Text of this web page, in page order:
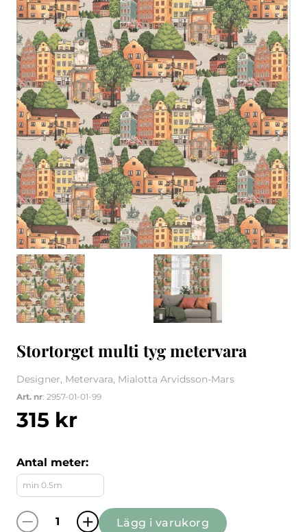
1/3
Stortorget multi tyg metervara
Designer, Metervara, Mialotta Arvidsson-Mars
Art. nr: 2957-01-01-99
315 kr
Antal meter:
Stortorget multi tyg metervara mängd
Lägg i varukorg